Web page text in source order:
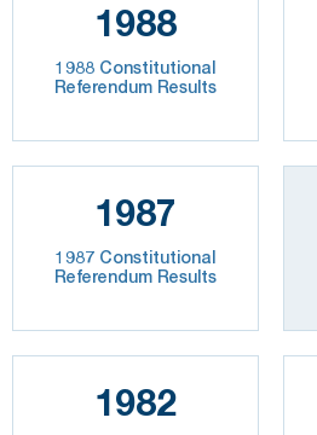
1988
1988 Constitutional
Referendum Results
1987
1987 Constitutional
Referendum Results
1982